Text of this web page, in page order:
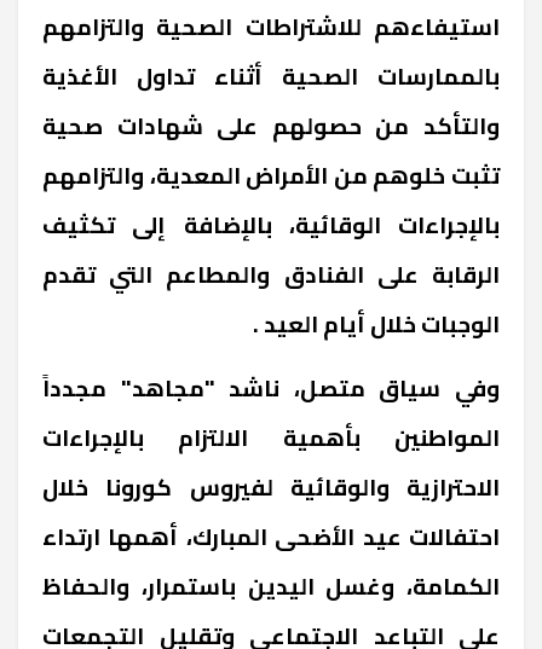
استيفاءهم للاشتراطات الصحية والتزامهم
بالممارسات الصحية أثناء تداول الأغذية
والتأكد من حصولهم على شهادات صحية
تثبت خلوهم من الأمراض المعدية، والتزامهم
بالإجراءات الوقائية، بالإضافة إلى تكثيف
الرقابة على الفنادق والمطاعم التي تقدم
الوجبات خلال أيام العيد .
وفي سياق متصل، ناشد "مجاهد" مجدداً
المواطنين بأهمية الالتزام بالإجراءات
الاحترازية والوقائية لفيروس كورونا خلال
احتفالات عيد الأضحى المبارك، أهمها ارتداء
الكمامة، وغسل اليدين باستمرار، والحفاظ
على التباعد الاجتماعي وتقليل التجمعات